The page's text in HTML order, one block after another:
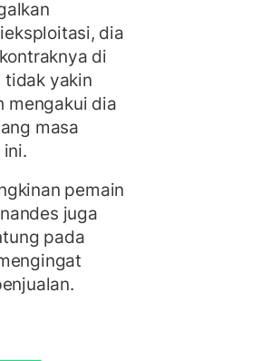
dia
di
tidak yakin
mengakui dia
masa
pemain
juga
pada